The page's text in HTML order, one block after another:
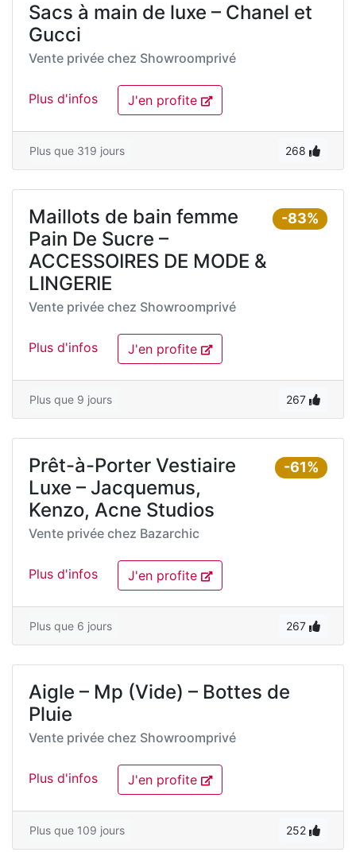
Sacs à main de luxe – Chanel et
Gucci
Vente privée chez Showroomprivé
Plus d'infos J'en profite
Plus que 319 jours 268
-83%
Maillots de bain femme
Pain De Sucre –
ACCESSOIRES DE MODE &
LINGERIE
Vente privée chez Showroomprivé
Plus d'infos J'en profite
Plus que 9 jours 267
-61%
Prêt-à-Porter Vestiaire
Luxe – Jacquemus,
Kenzo, Acne Studios
Vente privée chez Bazarchic
Plus d'infos J'en profite
Plus que 6 jours 267
Aigle – Mp (Vide) – Bottes de
Pluie
Vente privée chez Showroomprivé
Plus d'infos J'en profite
Plus que 109 jours 252